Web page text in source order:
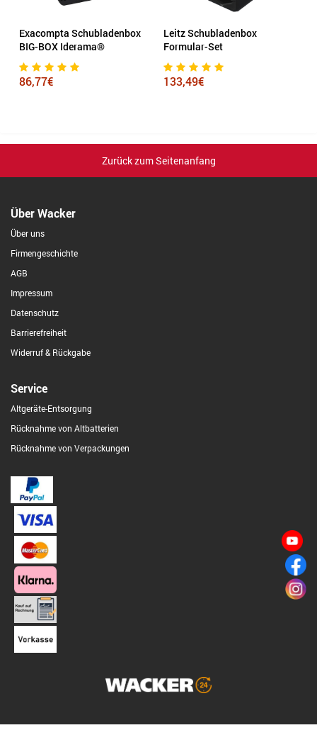
Exacompta Schubladenbox
BIG-BOX Iderama®
86,77€
Leitz Schubladenbox
Formular-Set
133,49€
Zurück zum Seitenanfang
Über Wacker
Über uns
Firmengeschichte
AGB
Impressum
Datenschutz
Barrierefreiheit
Widerruf & Rückgabe
Service
Altgeräte-Entsorgung
Rücknahme von Altbatterien
Rücknahme von Verpackungen